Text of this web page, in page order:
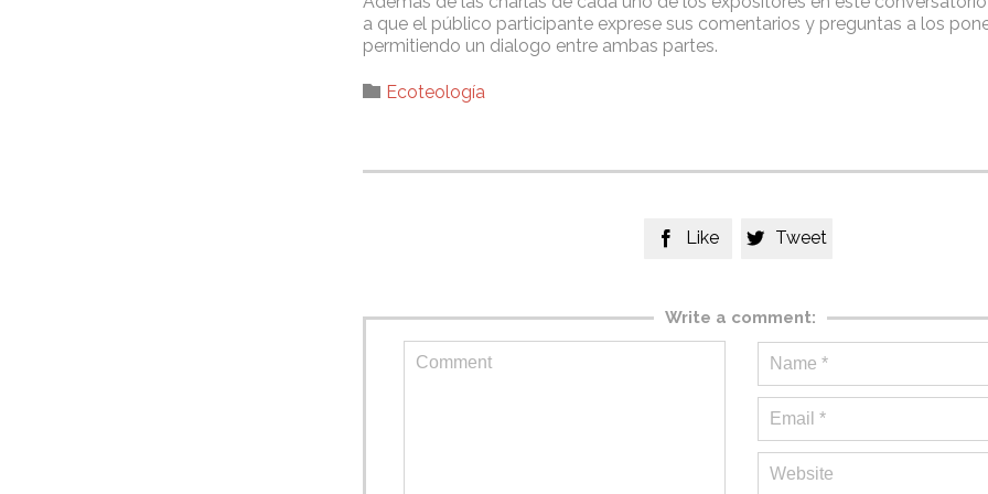
a que el público participante exprese sus comentarios y preguntas a los
permitiendo un dialogo entre ambas partes.
 Category
Ecoteología
 Like  Tweet
Write a comment: